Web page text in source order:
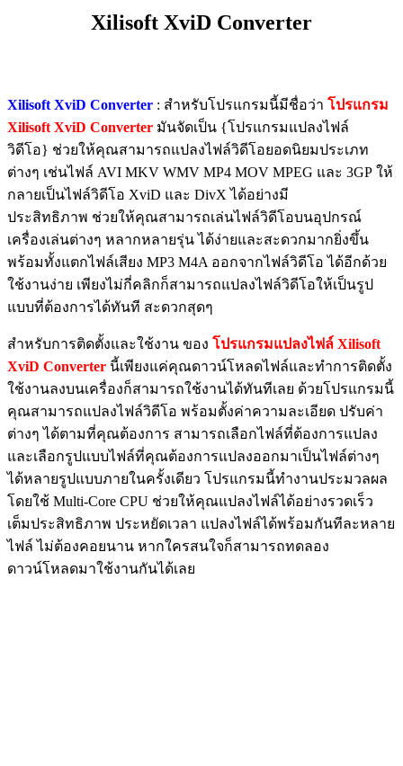
Xilisoft XviD Converter
Xilisoft XviD Converter : สำหรับโปรแกรมนี้มีชื่อว่า โปรแกรม
Xilisoft XviD Converter มันจัดเป็น {โปรแกรมแปลงไฟล์
วิดีโอ} ช่วยให้คุณสามารถแปลงไฟล์วิดีโอยอดนิยมประเภท
ต่างๆ เช่นไฟล์ AVI MKV WMV MP4 MOV MPEG และ 3GP ให้
กลายเป็นไฟล์วิดีโอ XviD และ DivX ได้อย่างมี
ประสิทธิภาพ ช่วยให้คุณสามารถเล่นไฟล์วิดีโอบนอุปกรณ์
เครื่องเล่นต่างๆ หลากหลายรุ่น ได้ง่ายและสะดวกมากยิ่งขึ้น
พร้อมทั้งแตกไฟล์เสียง MP3 M4A ออกจากไฟล์วิดีโอ ได้อีกด้วย
ใช้งานง่าย เพียงไม่กี่คลิกก็สามารถแปลงไฟล์วิดีโอให้เป็นรูป
แบบที่ต้องการได้ทันที สะดวกสุดๆ
สำหรับการติดตั้งและใช้งาน ของ โปรแกรมแปลงไฟล์ Xilisoft
XviD Converter นี้เพียงแค่คุณดาวน์โหลดไฟล์และทำการติดตั้ง
ใช้งานลงบนเครื่องก็สามารถใช้งานได้ทันทีเลย ด้วยโปรแกรมนี้
คุณสามารถแปลงไฟล์วิดีโอ พร้อมตั้งค่าความละเอียด ปรับค่า
ต่างๆ ได้ตามที่คุณต้องการ สามารถเลือกไฟล์ที่ต้องการแปลง
และเลือกรูปแบบไฟล์ที่คุณต้องการแปลงออกมาเป็นไฟล์ต่างๆ
ได้หลายรูปแบบภายในครั้งเดียว โปรแกรมนี้ทำงานประมวลผล
โดยใช้ Multi-Core CPU ช่วยให้คุณแปลงไฟล์ได้อย่างรวดเร็ว
เต็มประสิทธิภาพ ประหยัดเวลา แปลงไฟล์ได้พร้อมกันทีละหลาย
ไฟล์ ไม่ต้องคอยนาน หากใครสนใจก็สามารถทดลอง
ดาวน์โหลดมาใช้งานกันได้เลย